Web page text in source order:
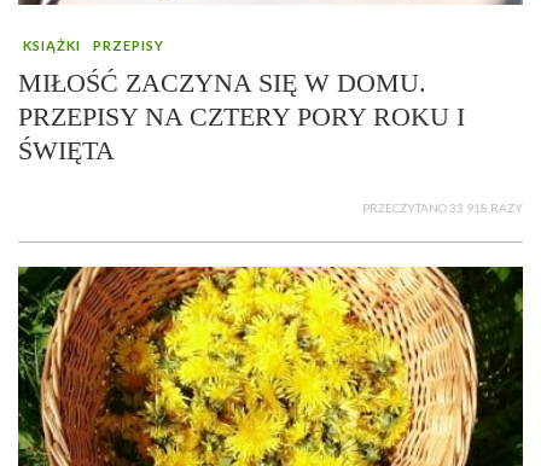
KSIĄŻKI PRZEPISY
MIŁOŚĆ ZACZYNA SIĘ W DOMU.
PRZEPISY NA CZTERY PORY ROKU I
ŚWIĘTA
PRZECZYTANO 33 918 RAZY